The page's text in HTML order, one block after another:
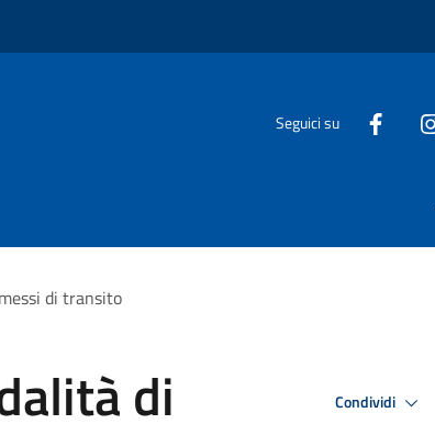
Seguici su
di transito
di Condividi